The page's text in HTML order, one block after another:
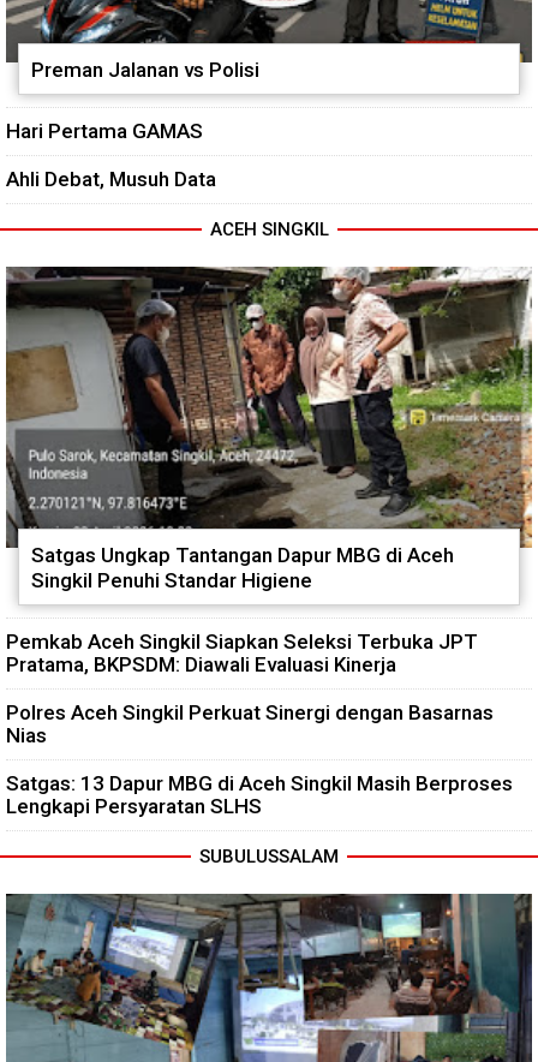
Preman Jalanan vs Polisi
Hari Pertama GAMAS
Ahli Debat, Musuh Data
ACEH SINGKIL
Satgas Ungkap Tantangan Dapur MBG di Aceh
Singkil Penuhi Standar Higiene
Pemkab Aceh Singkil Siapkan Seleksi Terbuka JPT
Pratama, BKPSDM: Diawali Evaluasi Kinerja
Polres Aceh Singkil Perkuat Sinergi dengan Basarnas
Nias
Satgas: 13 Dapur MBG di Aceh Singkil Masih Berproses
Lengkapi Persyaratan SLHS
SUBULUSSALAM